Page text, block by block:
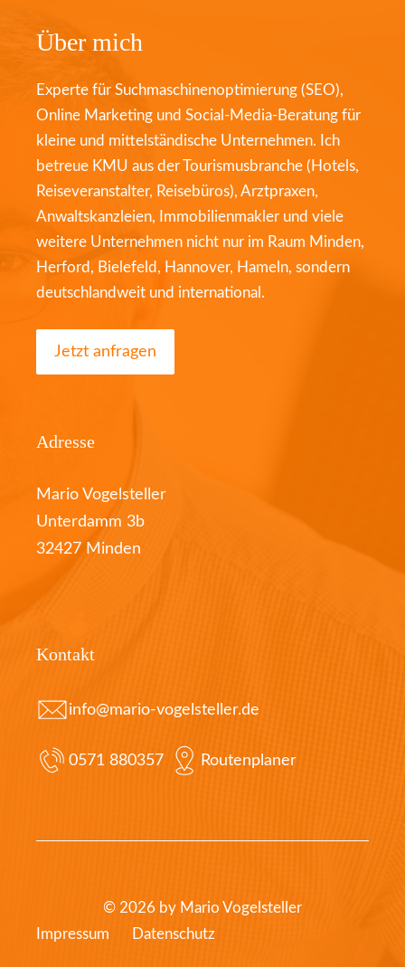
Über mich
Experte für Suchmaschinenoptimierung (SEO),
Online Marketing und Social-Media-Beratung für
kleine und mittelständische Unternehmen. Ich
betreue KMU aus der Tourismusbranche (Hotels,
Reiseveranstalter, Reisebüros), Arztpraxen,
Anwaltskanzleien, Immobilienmakler und viele
weitere Unternehmen nicht nur im Raum Minden,
Herford, Bielefeld, Hannover, Hameln, sondern
deutschlandweit und international.
Jetzt anfragen
Adresse
Mario Vogelsteller
Unterdamm 3b
32427 Minden
Kontakt
info@mario-vogelsteller.de
0571 880357 Routenplaner
© 2026 by Mario Vogelsteller
Impressum
Datenschutz